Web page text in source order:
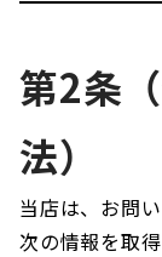
第2条
法）
当店は、お問
次の情報を取